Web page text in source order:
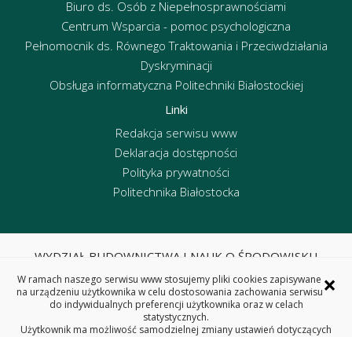
Biuro ds. Osób z Niepełnosprawnościami
Centrum Wsparcia - pomoc psychologiczna
Pełnomocnik ds. Równego Traktowania i Przeciwdziałania
Dyskryminacji
Obsługa informatyczna Politechniki Białostockiej
Linki
Redakcja serwisu www
Deklaracja dostępności
Polityka prywatności
Politechnika Białostocka
WYDZIAŁ BUDOWNICTWA I NAUK O ŚRODOWISKU
ul. Wiejska 45E, 15-351 Białystok
tel. centrala 85 746 95 60, fax 85 746 95 59
REGON: 000001672 NIP: 542-020-87-21
×
W ramach naszego serwisu www stosujemy pliki cookies zapisywane
na urządzeniu użytkownika w celu dostosowania zachowania serwisu
do indywidualnych preferencji użytkownika oraz w celach
statystycznych.
Użytkownik ma możliwość samodzielnej zmiany ustawień dotyczących